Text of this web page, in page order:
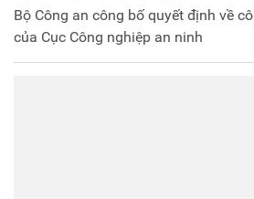
Bộ Công an công bố quyết định về
của Cục Công nghiệp an ninh